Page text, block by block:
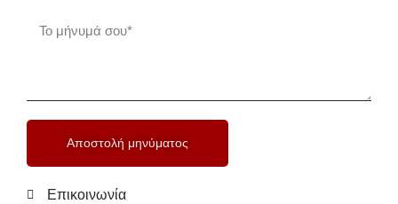
Αποστολή μηνύματος
Επικοινωνία